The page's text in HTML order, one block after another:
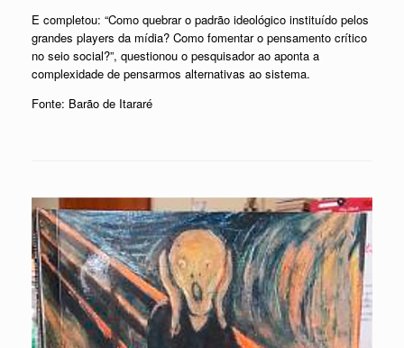
E completou: “Como quebrar o padrão ideológico instituído pelos
grandes players da mídia? Como fomentar o pensamento crítico
no seio social?”, questionou o pesquisador ao aponta a
complexidade de pensarmos alternativas ao sistema.
Fonte: Barão de Itararé